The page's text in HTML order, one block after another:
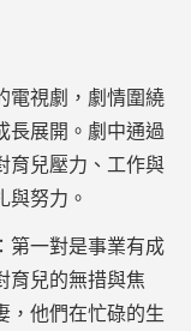
電視劇，劇情圍繞
長展開。劇中通過
育兒壓力、工作與
與努力。
第一對是事業有成
育兒的無措與焦
，他們在忙碌的生